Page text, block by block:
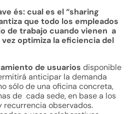
és: cual es el “sharing
que todo los empleados
de trabajo cuando vienen a
optimiza la eficiencia del
de usuarios disponible
anticipar la demanda
sólo de una oficina concreta,
de cada sede, en base a los
recurrencia observados.